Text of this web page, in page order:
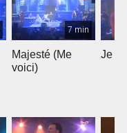
7 min
Majesté (Me
voici)
Je te